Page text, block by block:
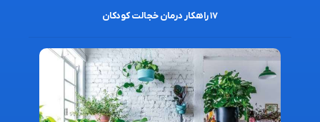
۱۷ راهکار درمان خجالت کودکان